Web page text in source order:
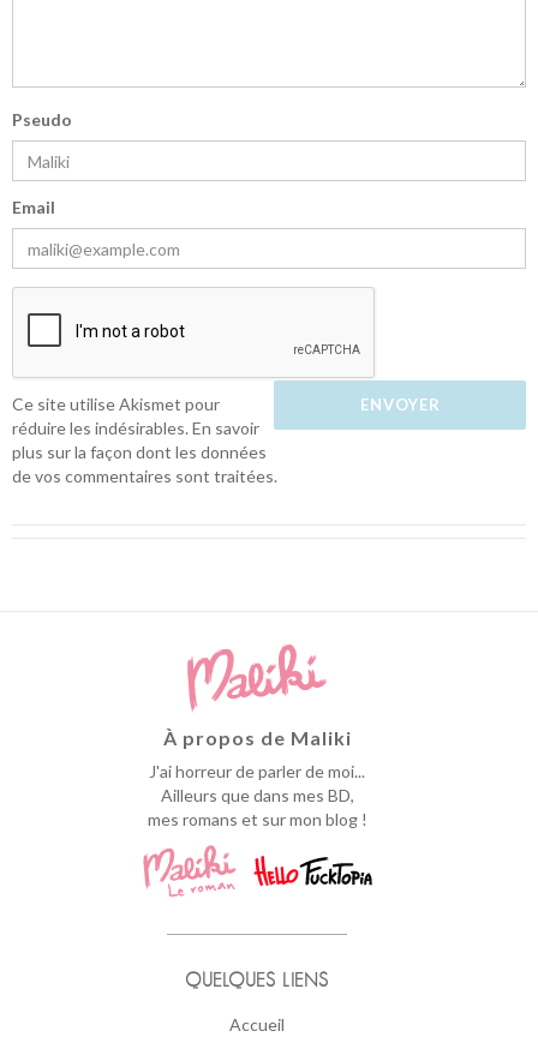
Pseudo
Email
Ce site utilise Akismet pour
réduire les indésirables.En savoir
plus sur la façon dont les données
de vos commentaires sont traitées.
À propos de Maliki
J'ai horreur de parler de moi...
Ailleurs que dans mes BD,
mes romans et sur mon blog !
QUELQUES LIENS
Accueil